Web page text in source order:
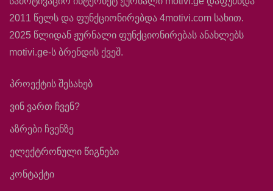
2011 წელს და ფუნქციონირებდა 4motivi.com სახით.
2025 წლიდან ჟურნალი ფუნქციონირებას ანახლებს
motivi.ge-ს ბრენდის ქვეშ.
პროექტის შესახებ
ვინ ვართ ჩვენ?
აზრები ჩვენზე
ელექტრონული წიგნები
კონტაქტი